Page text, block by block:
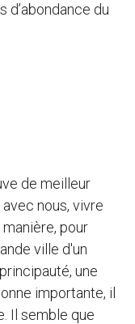
du
de meilleur
nous, vivre
pour
ville d'un
une
importante, il
Il semble que